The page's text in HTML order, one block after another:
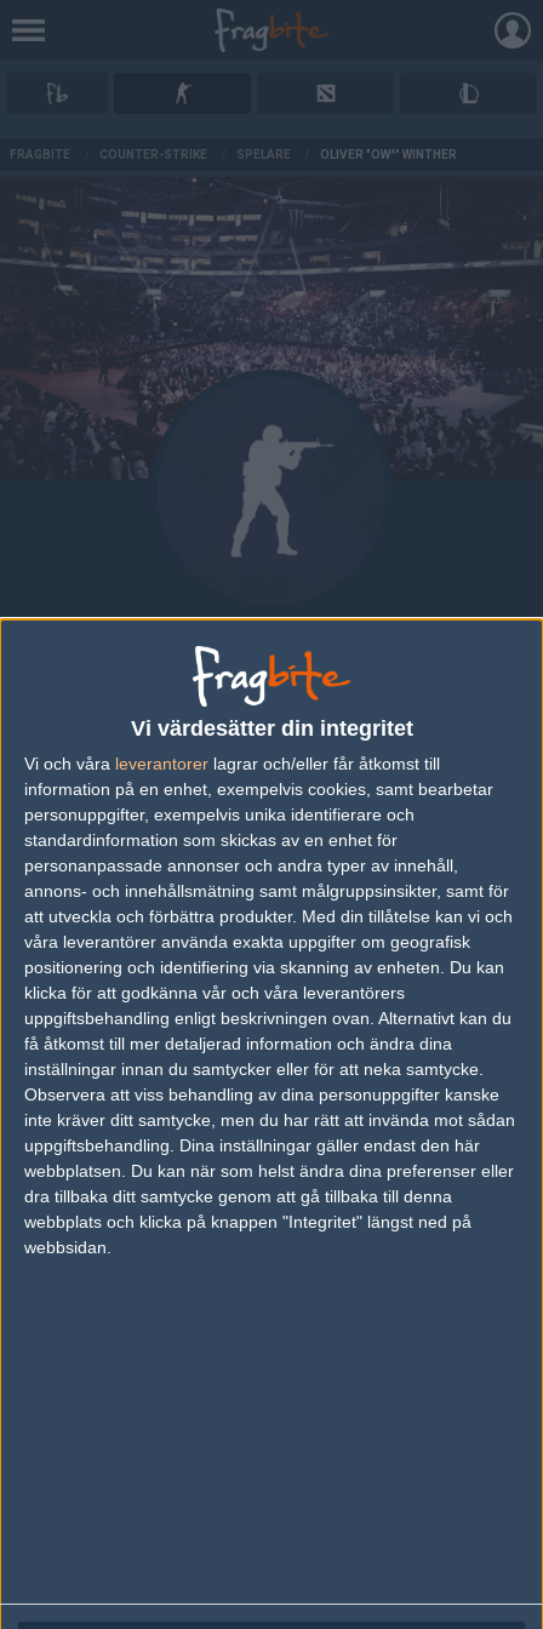
Vi värdesätter din integritet
Vi och våra leverantorer lagrar och/eller får åtkomst till
information på en enhet, exempelvis cookies, samt bearbetar
personuppgifter, exempelvis unika identifierare och
standardinformation som skickas av en enhet för
personanpassade annonser och andra typer av innehåll,
annons- och innehållsmätning samt målgruppsinsikter, samt för
att utveckla och förbättra produkter. Med din tillåtelse kan vi och
våra leverantörer använda exakta uppgifter om geografisk
positionering och identifiering via skanning av enheten. Du kan
klicka för att godkänna vår och våra leverantörers
uppgiftsbehandling enligt beskrivningen ovan. Alternativt kan du
få åtkomst till mer detaljerad information och ändra dina
inställningar innan du samtycker eller för att neka samtycke.
Observera att viss behandling av dina personuppgifter kanske
inte kräver ditt samtycke, men du har rätt att invända mot sådan
uppgiftsbehandling. Dina inställningar gäller endast den här
webbplatsen. Du kan när som helst ändra dina preferenser eller
dra tillbaka ditt samtycke genom att gå tillbaka till denna
webbplats och klicka på knappen "Integritet" längst ned på
webbsidan.
FRAGBITE COUNTER-STRIKE SPELARE OLIVER "OW^" WINTHER
Oliver "oW^" Winther
DENMARK | SPELAR FÖRMAD LIONS
Matcher
Bio
Oliver "oW^" Winther är en Counter-Strike: Global Offensive-spelare
från Denmark, som för närvarande spelar i MAD Lions.
Senaste matcherna
Inga spelade matcher
Följ oss i social media
Följ oss på Facebook
Följ oss på Twitter
Följ oss på Instagram
Följ oss på Twitch